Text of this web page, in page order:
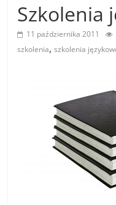
K
n
r
e
n
c
j
e
Szkolenia
11 października 2011
szkolenia,szkolenia